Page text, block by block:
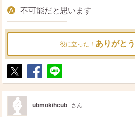
不可能だと思います
役に立った！ ありがとう
ポ
ス
ト
シ
ェ
送
る
ubmokihcub さん